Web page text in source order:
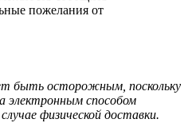
пожелания от
быть осторожным, поскольку
электронным способом
физической доставки.